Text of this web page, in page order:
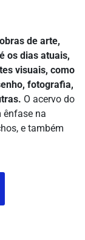
de arte,
os dias atuais,
visuais, como
fotografia,
O acervo do
ênfase na
e também